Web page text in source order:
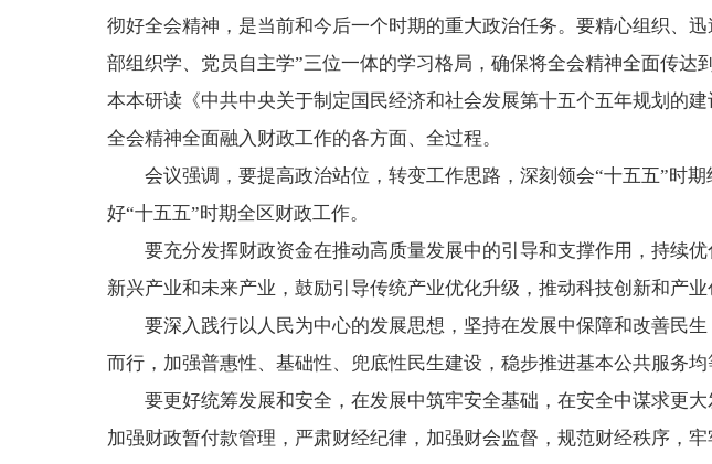
彻好全会精神，是当前和今后一个时期的重大政治任务。要精心组织、
部组织学、党员自主学”三位一体的学习格局，确保将全会精神全面传
本本研读《中共中央关于制定国民经济和社会发展第十五个五年规划的
全会精神全面融入财政工作的各方面、全过程。
会议强调，要提高政治站位，转变工作思路，深刻领会“十五五”时
好“十五五”时期全区财政工作。
要充分发挥财政资金在推动高质量发展中的引导和支撑作用，持续
新兴产业和未来产业，鼓励引导传统产业优化升级，推动科技创新和产业
要深入践行以人民为中心的发展思想，坚持在发展中保障和改善民
而行，加强普惠性、基础性、兜底性民生建设，稳步推进基本公共服务均
要更好统筹发展和安全，在发展中筑牢安全基础，在安全中谋求更
加强财政暂付款管理，严肃财经纪律，加强财会监督，规范财经秩序，